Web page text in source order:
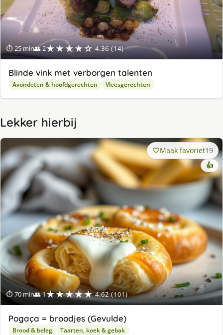
⏱ 25 min👥 2★★★★☆ 4.36 (14)
Blinde vink met verborgen talenten
Avondeten & hoofdgerechten Vleesgerechten
Lekker hierbij
⏱ 70 min👥 1★★★★★ 4.62 (101)
Maak favoriet19
👍
Pogaça = broodjes (Gevulde)
Brood & beleg Taarten, koek & gebak